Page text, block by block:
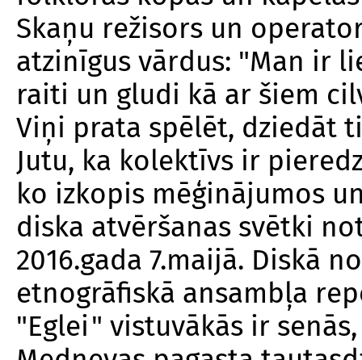
Skaņu režisors un
atzinīgus vārdus: "Man ir
raiti un gludi kā ar šiem
Viņi prata spēlēt, dziedāt
Jutu, ka kolektīvs ir
ko izkopis mēģinājumos
diska atvēršanas svētki
2016.gada 7.maijā. Diskā
etnogrāfiskā ansambļa
"Eglei" vistuvākās ir